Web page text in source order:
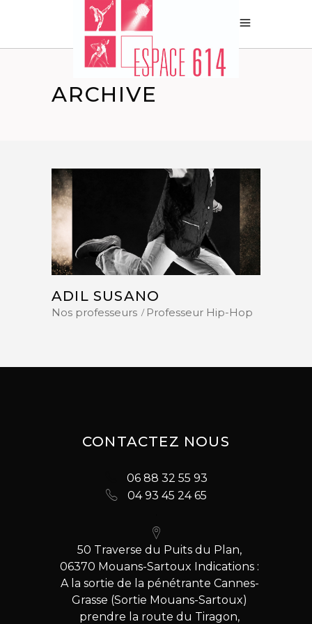
ARCHIVE
ADIL SUSANO
Nos professeurs Professeur Hip-Hop
CONTACTEZ NOUS
06 88 32 55 93
04 93 45 24 65
50 Traverse du Puits du Plan,
06370 Mouans-Sartoux Indications :
A la sortie de la pénétrante Cannes-
Grasse (Sortie Mouans-Sartoux)
prendre la route du Tiragon,